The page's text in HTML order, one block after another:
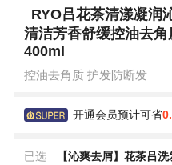
RYO吕花茶清漾凝润
清洁芳香舒缓控油去
400ml
控油去角质 护发防断发
开通会员预计可省
已选 【沁爽去屑】花茶吕